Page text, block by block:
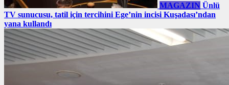
MAGAZIN Ünlü
TV sunucusu, tatil için tercihini Ege’nin incisi Kuşadası’ndan
yana kullandı